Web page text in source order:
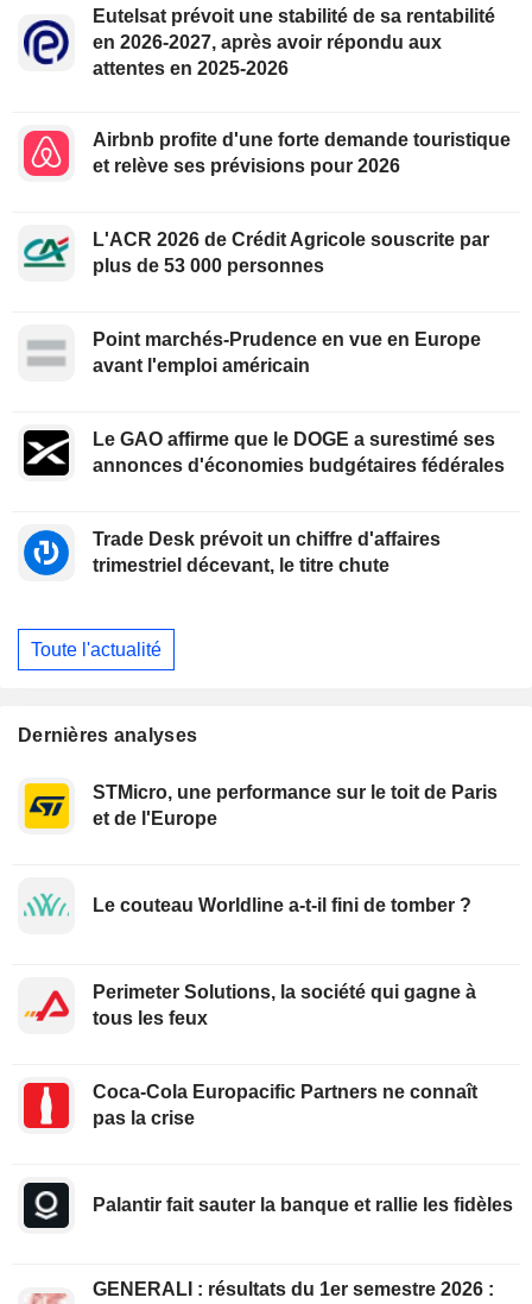
Eutelsat prévoit une stabilité de sa rentabilité
en 2026-2027, après avoir répondu aux
attentes en 2025-2026
Airbnb profite d'une forte demande touristique
et relève ses prévisions pour 2026
L'ACR 2026 de Crédit Agricole souscrite par
plus de 53 000 personnes
Point marchés-Prudence en vue en Europe
avant l'emploi américain
Le GAO affirme que le DOGE a surestimé ses
annonces d'économies budgétaires fédérales
Trade Desk prévoit un chiffre d'affaires
trimestriel décevant, le titre chute
Toute l'actualité
Dernières analyses
STMicro, une performance sur le toit de Paris
et de l'Europe
Le couteau Worldline a-t-il fini de tomber ?
Perimeter Solutions, la société qui gagne à
tous les feux
Coca-Cola Europacific Partners ne connaît
pas la crise
Palantir fait sauter la banque et rallie les fidèles
GENERALI : résultats du 1er semestre 2026 :